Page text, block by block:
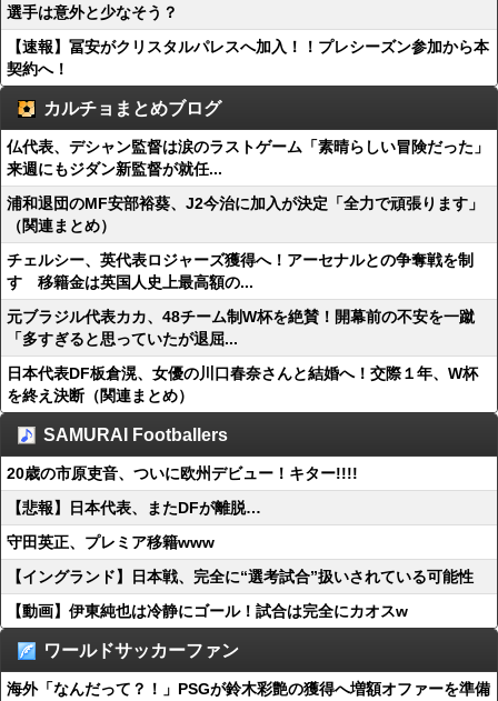
選手は意外と少なそう？
【速報】冨安がクリスタルパレスへ加入！！プレシーズン参加から本
契約へ！
カルチョまとめブログ
仏代表、デシャン監督は涙のラストゲーム「素晴らしい冒険だった」
来週にもジダン新監督が就任...
浦和退団のMF安部裕葵、J2今治に加入が決定「全力で頑張ります」
（関連まとめ）
チェルシー、英代表ロジャーズ獲得へ！アーセナルとの争奪戦を制
す 移籍金は英国人史上最高額の...
元ブラジル代表カカ、48チーム制W杯を絶賛！開幕前の不安を一蹴
「多すぎると思っていたが退屈...
日本代表DF板倉滉、女優の川口春奈さんと結婚へ！交際１年、W杯
を終え決断（関連まとめ）
SAMURAI Footballers
20歳の市原吏音、ついに欧州デビュー！キター!!!!
【悲報】日本代表、またDFが離脱…
守田英正、プレミア移籍www
【イングランド】日本戦、完全に“選考試合”扱いされている可能性
【動画】伊東純也は冷静にゴール！試合は完全にカオスw
ワールドサッカーファン
海外「なんだって？！」PSGが鈴木彩艶の獲得へ増額オファーを準備